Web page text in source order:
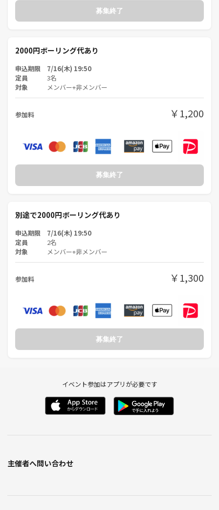
募集終了
2000円ボーリング代あり
申込期限 7/16(木) 19:50
定員 3名
対象 メンバー+非メンバー
参加料 ￥1,200
募集終了
別途で2000円ボーリング代あり
申込期限 7/16(木) 19:50
定員 2名
対象 メンバー+非メンバー
参加料 ￥1,300
募集終了
イベント参加はアプリが必要です
主催者へ問い合わせ